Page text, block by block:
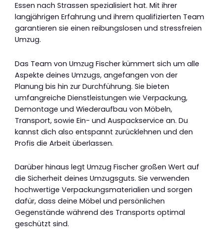
Essen nach Strassen spezialisiert hat. Mit ihrer
langjährigen Erfahrung und ihrem qualifizierten Team
garantieren sie einen reibungslosen und stressfreien
Umzug.
Das Team von Umzug Fischer kümmert sich um alle
Aspekte deines Umzugs, angefangen von der
Planung bis hin zur Durchführung. Sie bieten
umfangreiche Dienstleistungen wie Verpackung,
Demontage und Wiederaufbau von Möbeln,
Transport, sowie Ein- und Auspackservice an. Du
kannst dich also entspannt zurücklehnen und den
Profis die Arbeit überlassen.
Darüber hinaus legt Umzug Fischer großen Wert auf
die Sicherheit deines Umzugsguts. Sie verwenden
hochwertige Verpackungsmaterialien und sorgen
dafür, dass deine Möbel und persönlichen
Gegenstände während des Transports optimal
geschützt sind.